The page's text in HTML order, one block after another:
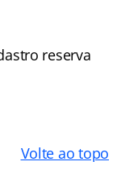
reserva
Volte ao topo